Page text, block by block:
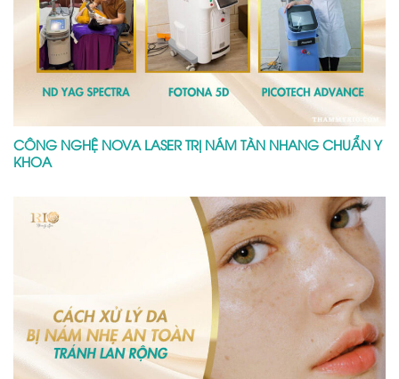
CÔNG NGHỆ NOVA LASER TRỊ NÁM TÀN NHANG CHUẨN Y
KHOA